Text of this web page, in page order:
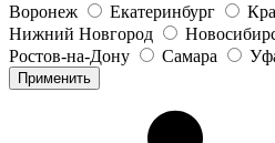
Воронеж
Екатеринбург
Нижний Новгород
Ростов-на-Дону
Самара
Применить